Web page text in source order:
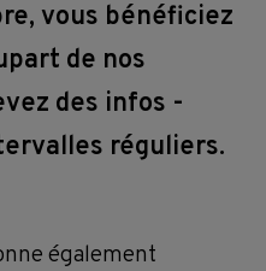
vous bénéficiez
de nos
des infos -
réguliers.
également